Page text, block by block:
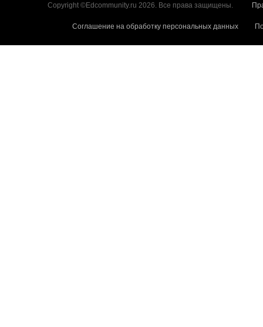
Copyright ©Edcommunity.ru 2026. Все права защищены.
Соглашение на обработку персональных данных